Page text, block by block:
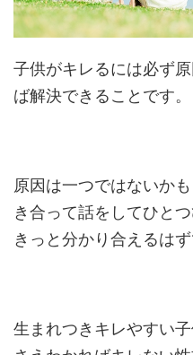
子供がキレるには必ず
ば解決できることです。
原因は一つではないか
き合って話をしてひと
きっと分かり合えるはず
生まれつきキレやすい